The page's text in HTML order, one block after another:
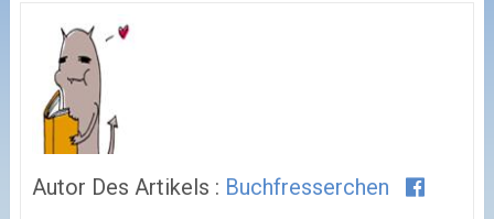
Autor Des Artikels : Buchfresserchen